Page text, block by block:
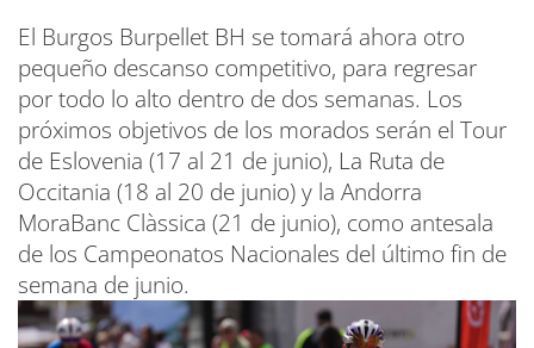
El Burgos Burpellet BH se tomará ahora otro
pequeño descanso competitivo, para regresar
por todo lo alto dentro de dos semanas. Los
próximos objetivos de los morados serán el Tour
de Eslovenia (17 al 21 de junio), La Ruta de
Occitania (18 al 20 de junio) y la Andorra
MoraBanc Clàssica (21 de junio), como antesala
de los Campeonatos Nacionales del último fin de
semana de junio.